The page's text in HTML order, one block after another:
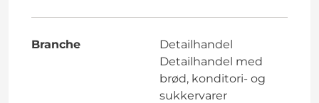
Branche
Detailhandel
Detailhandel med
brød, konditori- og
sukkervarer